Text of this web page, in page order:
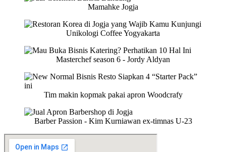
Mamahke Jogja
Unikologi Coffee Yogyakarta
Masterchef season 6 - Jordy Aldyan
Tim makin kopmak pakai apron Woodcrafy
Barber Passion - Kim Kurniawan ex-timnas U-23